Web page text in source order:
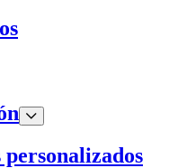
personalizados